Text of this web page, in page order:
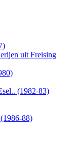
uit Freising
(1982-83)
88)